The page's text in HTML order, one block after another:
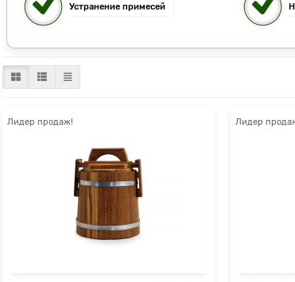
Устранение примесей
Лидер продаж! Лидер